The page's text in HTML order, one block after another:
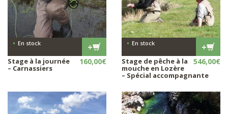
+
• En stock
160,00€
Stage à la journée
– Carnassiers
+
• En stock
546,00€
Stage de pêche à la
mouche en Lozère
– Spécial accompagnante